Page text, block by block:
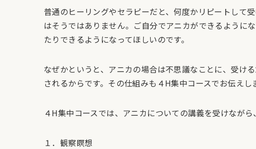
普通のヒーリングやセラピーだと、何度かリピートして
はそうではありません。ご自分でアニカができるように
たりできるようになってほしいのです。
なぜかというと、アニカの場合は不思議なことに、受け
されるからです。その仕組みも４H集中コースでお伝えし
４H集中コースでは、アニカについての講義を受けながら、
１．観察瞑想